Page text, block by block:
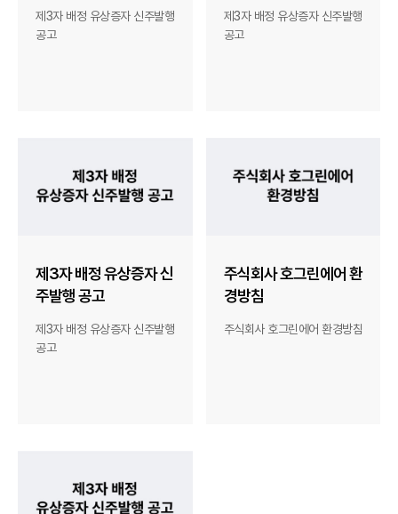
제3자 배정 유상증자 신주발행
공고
제3자 배정 유상증자 신주발행
공고
제3자 배정 유상증자 신
주발행 공고
제3자 배정 유상증자 신주발행
공고
주식회사 호그린에어 환
경방침
주식회사 호그린에어 환경방침